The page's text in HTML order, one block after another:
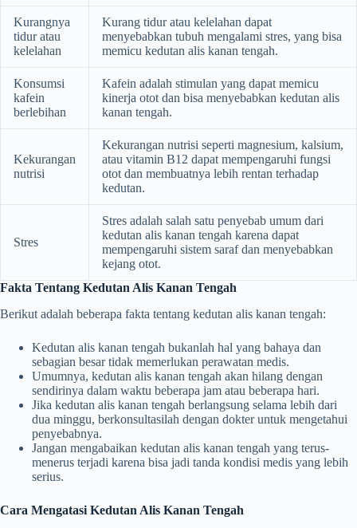
Kurangnya
tidur atau
kelelahan
Kurang tidur atau kelelahan dapat
menyebabkan tubuh mengalami stres, yang bisa
memicu kedutan alis kanan tengah.
Konsumsi
kafein
berlebihan
Kafein adalah stimulan yang dapat memicu
kinerja otot dan bisa menyebabkan kedutan alis
kanan tengah.
Kekurangan
nutrisi
Kekurangan nutrisi seperti magnesium, kalsium,
atau vitamin B12 dapat mempengaruhi fungsi
otot dan membuatnya lebih rentan terhadap
kedutan.
Stres
Stres adalah salah satu penyebab umum dari
kedutan alis kanan tengah karena dapat
mempengaruhi sistem saraf dan menyebabkan
kejang otot.
Fakta Tentang Kedutan Alis Kanan Tengah
Berikut adalah beberapa fakta tentang kedutan alis kanan tengah:
Kedutan alis kanan tengah bukanlah hal yang bahaya dan
sebagian besar tidak memerlukan perawatan medis.
Umumnya, kedutan alis kanan tengah akan hilang dengan
sendirinya dalam waktu beberapa jam atau beberapa hari.
Jika kedutan alis kanan tengah berlangsung selama lebih dari
dua minggu, berkonsultasilah dengan dokter untuk mengetahui
penyebabnya.
Jangan mengabaikan kedutan alis kanan tengah yang terus-
menerus terjadi karena bisa jadi tanda kondisi medis yang lebih
serius.
Cara Mengatasi Kedutan Alis Kanan Tengah